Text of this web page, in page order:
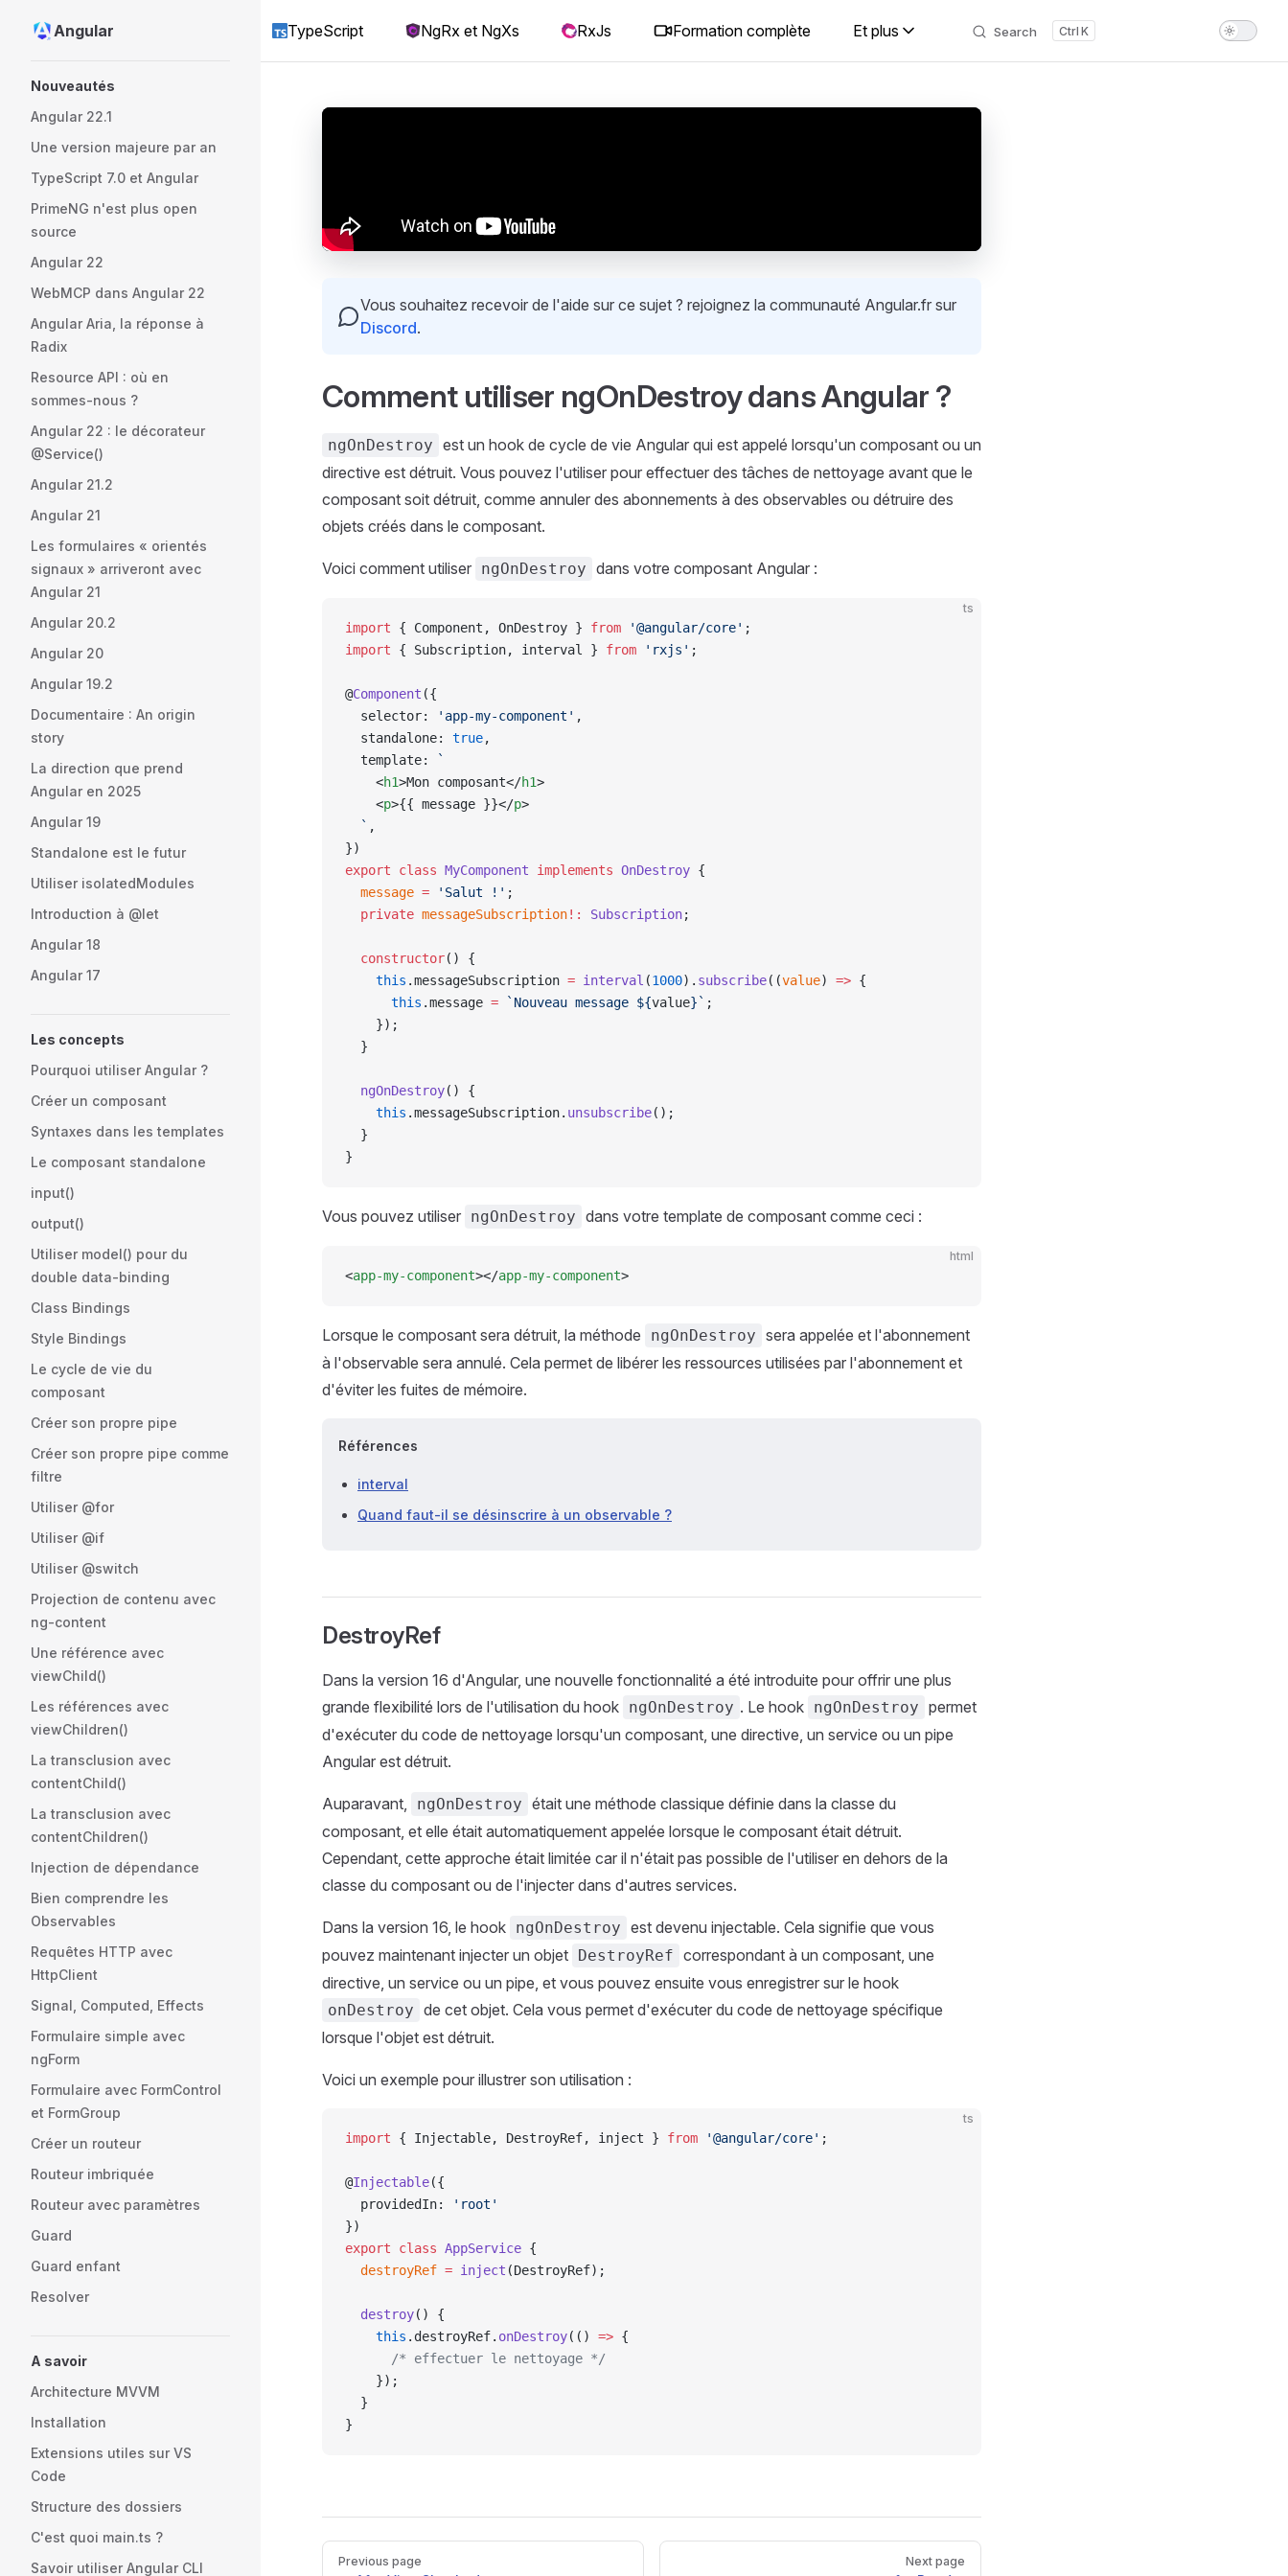
Skip to content
Angular TypeScript NgRx et NgXs RxJs Formation complète Et plus Search K
Nouveautés
Angular 22.1
Une version majeure par an
TypeScript 7.0 et Angular
PrimeNG n'est plus open
source
Angular 22
WebMCP dans Angular 22
Angular Aria, la réponse à
Radix
Resource API : où en
sommes-nous ?
Angular 22 : le décorateur
@Service()
Angular 21.2
Angular 21
Les formulaires « orientés
signaux » arriveront avec
Angular 21
Angular 20.2
Angular 20
Angular 19.2
Documentaire : An origin
story
La direction que prend
Angular en 2025
Angular 19
Standalone est le futur
Utiliser isolatedModules
Introduction à @let
Angular 18
Angular 17
Les concepts
Pourquoi utiliser Angular ?
Créer un composant
Syntaxes dans les templates
Le composant standalone
input()
output()
Utiliser model() pour du
double data-binding
Class Bindings
Style Bindings
Le cycle de vie du
composant
Créer son propre pipe
Créer son propre pipe comme
filtre
Utiliser @for
Utiliser @if
Utiliser @switch
Projection de contenu avec
ng-content
Une référence avec
viewChild()
Les références avec
viewChildren()
La transclusion avec
contentChild()
La transclusion avec
contentChildren()
Injection de dépendance
Bien comprendre les
Observables
Requêtes HTTP avec
HttpClient
Signal, Computed, Effects
Formulaire simple avec
ngForm
Formulaire avec FormControl
et FormGroup
Créer un routeur
Routeur imbriquée
Routeur avec paramètres
Guard
Guard enfant
Resolver
A savoir
Architecture MVVM
Installation
Extensions utiles sur VS
Code
Structure des dossiers
C'est quoi main.ts ?
Savoir utiliser Angular CLI
Vous souhaitez recevoir de l'aide sur ce sujet ? rejoignez la communauté Angular.fr sur
Discord.
Comment utiliser ngOnDestroy dans Angular ?
ngOnDestroy est un hook de cycle de vie Angular qui est appelé lorsqu'un composant ou un
directive est détruit. Vous pouvez l'utiliser pour effectuer des tâches de nettoyage avant que le
composant soit détruit, comme annuler des abonnements à des observables ou détruire des
objets créés dans le composant.
Voici comment utiliser ngOnDestroy dans votre composant Angular :
ts
import { Component, OnDestroy } from '@angular/core' ;
import { Subscription, interval } from 'rxjs' ;
@Component ({
  selector:
'app-my-component' ,
  standalone:
true,
  template:
`
    <
h1>Mon composant</h1>
    <
p>{{ message }}</p>
  `
,
})
export class MyComponent implements OnDestroy {
  message
= 'Salut !' ;
  private
messageSubscription!: Subscription;
  constructor
() {
    this
.messageSubscription = interval (1000). subscribe((value) => {
      this
.message = `Nouveau message ${value}` ;
    });
  }
  ngOnDestroy
() {
    this
.messageSubscription. unsubscribe();
  }
}
Vous pouvez utiliser ngOnDestroy dans votre template de composant comme ceci :
html
<app-my-component></app-my-component>
Lorsque le composant sera détruit, la méthode ngOnDestroy sera appelée et l'abonnement
à l'observable sera annulé. Cela permet de libérer les ressources utilisées par l'abonnement et
d'éviter les fuites de mémoire.
Références
interval
Quand faut-il se désinscrire à un observable ?
DestroyRef
Dans la version 16 d'Angular, une nouvelle fonctionnalité a été introduite pour offrir une plus
grande flexibilité lors de l'utilisation du hook ngOnDestroy . Le hook ngOnDestroy permet
d'exécuter du code de nettoyage lorsqu'un composant, une directive, un service ou un pipe
Angular est détruit.
Auparavant, ngOnDestroy était une méthode classique définie dans la classe du
composant, et elle était automatiquement appelée lorsque le composant était détruit.
Cependant, cette approche était limitée car il n'était pas possible de l'utiliser en dehors de la
classe du composant ou de l'injecter dans d'autres services.
Dans la version 16, le hook ngOnDestroy est devenu injectable. Cela signifie que vous
pouvez maintenant injecter un objet DestroyRef correspondant à un composant, une
directive, un service ou un pipe, et vous pouvez ensuite vous enregistrer sur le hook
onDestroy de cet objet. Cela vous permet d'exécuter du code de nettoyage spécifique
lorsque l'objet est détruit.
Voici un exemple pour illustrer son utilisation :
ts
import { Injectable, DestroyRef, inject } from '@angular/core' ;
@Injectable({
  providedIn:
'root'
})
export class AppService {
  destroyRef
= inject (DestroyRef);
  destroy
() {
    this
.destroyRef. onDestroy(() => {
      /* effectuer le nettoyage */
    });
  }
}
Pager
Previous page Next page